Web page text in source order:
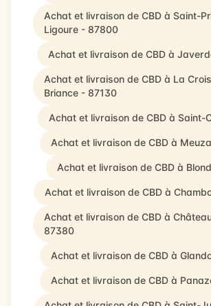
Achat et livraison de CBD à Saint-
Ligoure - 87800
Achat et livraison de CBD à
Achat et livraison de CBD à La
Briance - 87130
Achat et livraison de CBD à Saint-
Achat et livraison de CBD à
Achat et livraison de CBD à
Achat et livraison de CBD à
Achat et livraison de CBD à
87380
Achat et livraison de CBD à
Achat et livraison de CBD à